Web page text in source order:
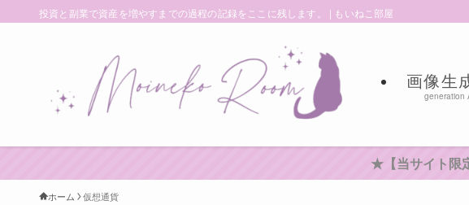
投資と副業で資産を増やすまでの過程の記録をここに残します。 | もいねこ部屋
画像生
generation
★【当サイト限
ホーム 仮想通貨